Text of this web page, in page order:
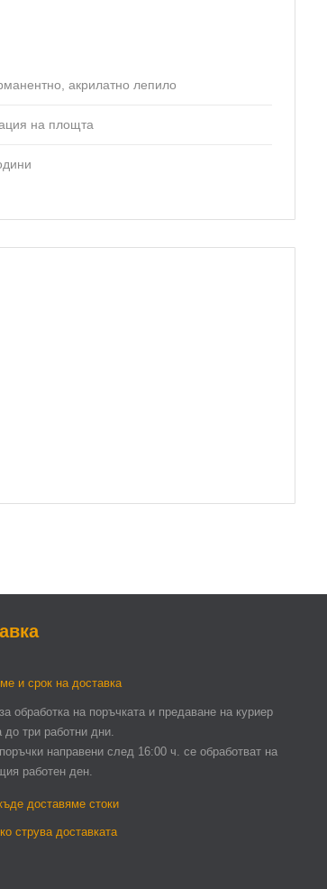
акрилатно лепило
на площта
и срок на доставка
обработка на поръчката и предаване на куриер
до три работни дни.
направени след 16:00 ч. се обработват на
работен ден.
доставяме стоки
струва доставката